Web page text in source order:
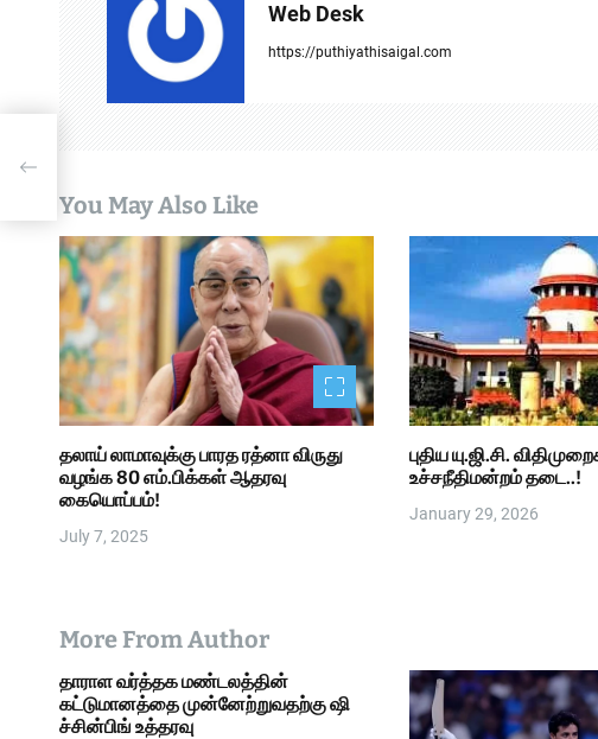
g
t
i
o
n
Web Desk
https://puthiyathisaigal.com
You May Also Like
தலாய் லாமாவுக்கு பாரத ரத்னா விருது
வழங்க 80 எம்.பிக்கள் ஆதரவு
கையொப்பம்!
July 7, 2025
புதிய யு.ஜி.சி.
உச்சநீதிமன்றம் தடை..!
January 29, 2026
More From Author
தாராள வர்த்தக மண்டலத்தின்
கட்டுமானத்தை முன்னேற்றுவதற்கு ஷி
ச்சின்பிங் உத்தரவு